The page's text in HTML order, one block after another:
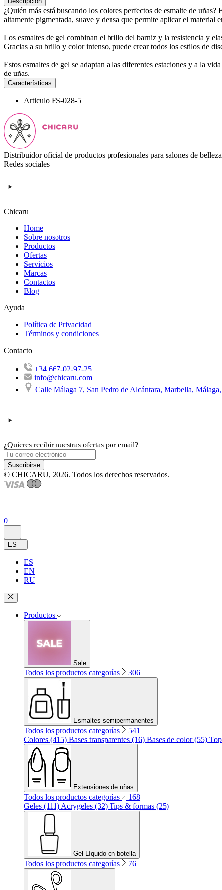
¿Quién más está buscando los colores perfectos de esmalte de
altamente pigmentada, suave y densa que permite aplicar el material
Los esmaltes de gel combinan el brillo del barniz y la resistencia y
Gracias a su brillo y color intenso, puede crear todos los estilos de
Estos esmaltes de gel se adaptan a las diferentes estaciones y a la
de uñas.
Características
Articulo FS-028-5
Distribuidor oficial de productos profesionales para salones de
Redes sociales
Chicaru
Home
Sobre nosotros
Productos
Ofertas
Servicios
Marcas
Contactos
Blog
Ayuda
Política de Privacidad
Términos y condiciones
Contacto
+34 667-02-97-25
info@chicaru.com
Calle Málaga 7, San Pedro de Alcántara, Marbella, Málaga,
¿Quieres recibir nuestras ofertas por email?
Suscribirse
© CHICARU, 2026. Todos los derechos reservados.
0
ES
ES
EN
RU
Productos
Sale
Todos los productos categorías 306
Esmaltes semipermanentes
Todos los productos categorías
541
Colores (415) Bases transparentes (16) Bases de color (55)
Extensiones de uñas
Todos los productos categorías
168
Geles (111) Acrygeles (32) Tips & formas (25)
Gel Líquido en botella
Todos los productos categorías 76